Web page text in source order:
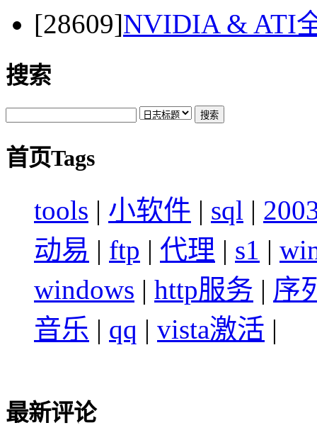
[28609]NVIDIA & ATI
搜索
首页Tags
tools | 小软件 | sql |
动易 | ftp | 代理 | s1 |
windows | http服务 | 序
音乐 | qq | vista激活 |
最新评论